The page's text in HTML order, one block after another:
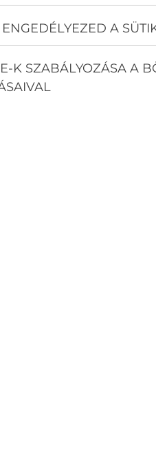
FT, 3
árkategóriában,
dolgozunk!
felkeresi Önt
a kültéri és a beltéri
vagy terasztartót,
A
K SZABÁLYOZÁSA A